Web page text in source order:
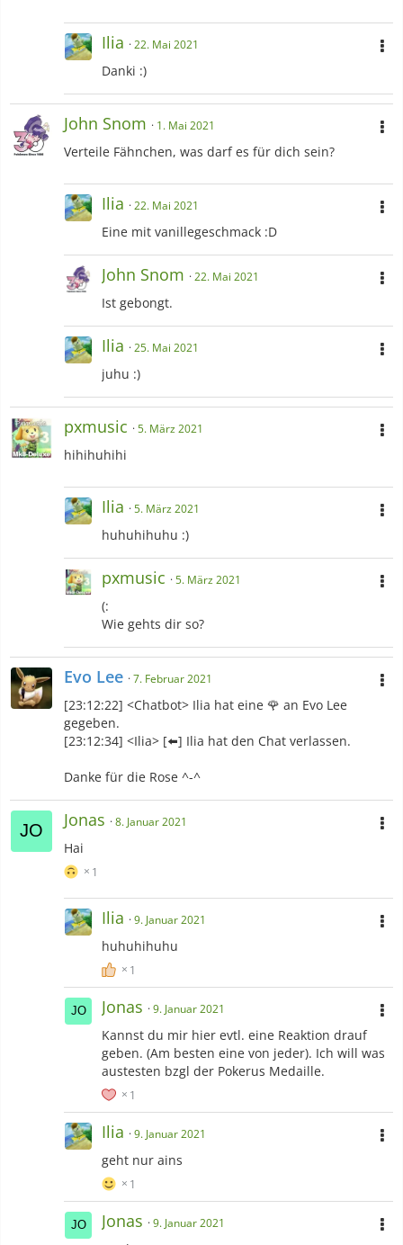
Ilia 22. Mai 2021
Danki :)
John Snom 1. Mai 2021
Verteile Fähnchen, was darf es für dich sein?
Ilia 22. Mai 2021
Eine mit vanillegeschmack :D
John Snom 22. Mai 2021
Ist gebongt.
Ilia 25. Mai 2021
juhu :)
pxmusic 5. März 2021
hihihuhihi
Ilia 5. März 2021
huhuhihuhu :)
pxmusic 5. März 2021
(:
Wie gehts dir so?
Evo Lee 7. Februar 2021
[23:12:22] <Chatbot> Ilia hat eine 🌹 an Evo Lee
gegeben.
[23:12:34] <Ilia> [⬅️️] Ilia hat den Chat verlassen.
Danke für die Rose ^-^
Jonas 8. Januar 2021
Hai
1
Ilia 9. Januar 2021
huhuhihuhu
1
Jonas 9. Januar 2021
Kannst du mir hier evtl. eine Reaktion drauf
geben. (Am besten eine von jeder). Ich will was
austesten bzgl der Pokerus Medaille.
1
Ilia 9. Januar 2021
geht nur ains
1
Jonas 9. Januar 2021